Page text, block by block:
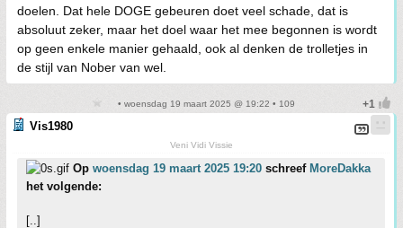
doelen. Dat hele DOGE gebeuren doet veel schade, dat is
absoluut zeker, maar het doel waar het mee begonnen is wordt
op geen enkele manier gehaald, ook al denken de trolletjes in
de stijl van Nober van wel.
• woensdag 19 maart 2025 @ 19:22 • 109
Vis1980
Veni Vidi Vissie
Op woensdag 19 maart 2025 19:20 schreef MoreDakka
het volgende:
[..]